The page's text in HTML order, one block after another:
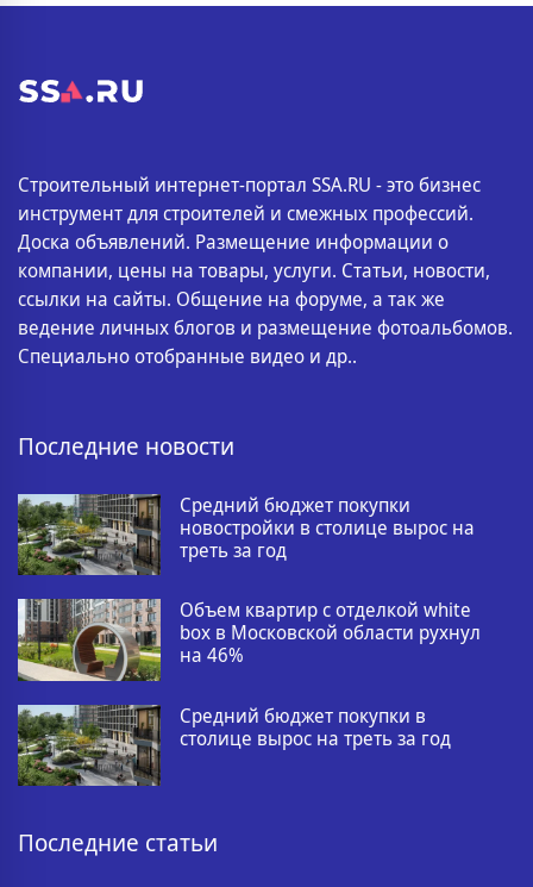
Строительный интернет-портал SSA.RU - это бизнес
инструмент для строителей и смежных профессий.
Доска объявлений. Размещение информации о
компании, цены на товары, услуги. Статьи, новости,
ссылки на сайты. Общение на форуме, а так же
ведение личных блогов и размещение фотоальбомов.
Специально отобранные видео и др..
Последние новости
Средний бюджет покупки
новостройки в столице вырос на
треть за год
Объем квартир с отделкой white
box в Московской области рухнул
на 46%
Средний бюджет покупки в
столице вырос на треть за год
Последние статьи